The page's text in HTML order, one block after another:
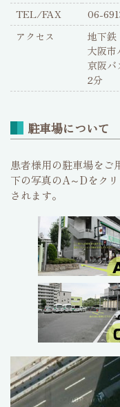
TEL/FAX
06-
アクセス
地下
大阪
京阪
2分
駐車場について
患者様用の駐車場をご
下の写真のA～Dをク
されます。